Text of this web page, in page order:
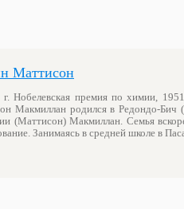
Маттисон
Нобелевская премия по химии,
Макмиллан родился в Редондо-Бич
Макмиллан. Семья вскоре
Занимаясь в средней школе в